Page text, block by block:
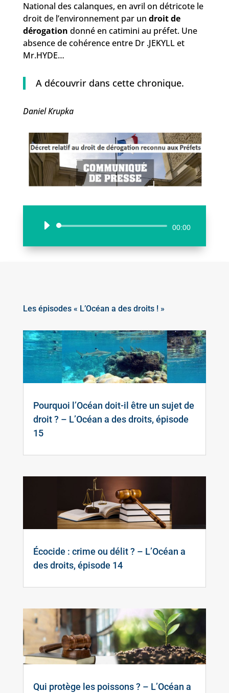
National des calanques, en avril on détricote le
droit de l’environnement par un droit de
dérogation donné en catimini au préfet. Une
absence de cohérence entre Dr .JEKYLL et
Mr.HYDE…
A découvrir dans cette chronique.
Daniel Krupka
Lecteur
00:00
Les épisodes « L’Océan a des droits ! »
Pourquoi l’Océan doit-il être un sujet de
droit ? – L’Océan a des droits, épisode
15
Écocide : crime ou délit ? – L’Océan a
des droits, épisode 14
Qui protège les poissons ? – L’Océan a